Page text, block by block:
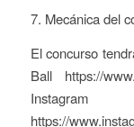
7. Mecánica del
El concurso
Ball https://
https://